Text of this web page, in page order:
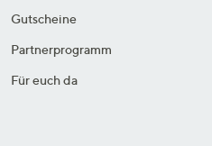
Gutscheine
Partnerprogramm
Für euch da